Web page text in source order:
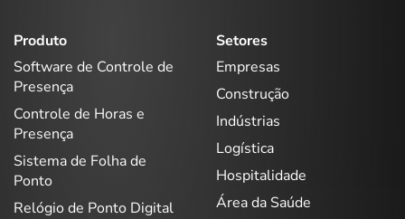
Produto
Software de Controle de
Presença
Controle de Horas e
Presença
Sistema de Folha de
Ponto
Relógio de Ponto Digital
Setores
Empresas
Construção
Indústrias
Logística
Hospitalidade
Área da Saúde